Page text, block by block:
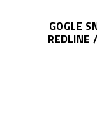
GOGLE
REDLINE